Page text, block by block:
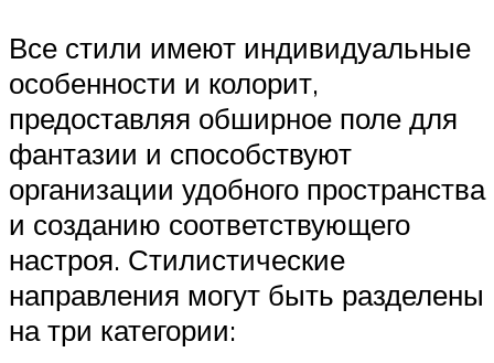
Все стили имеют индивидуальные
особенности и колорит,
предоставляя обширное поле для
фантазии и способствуют
организации удобного пространства
и созданию соответствующего
настроя. Стилистические
направления могут быть разделены
на три категории: